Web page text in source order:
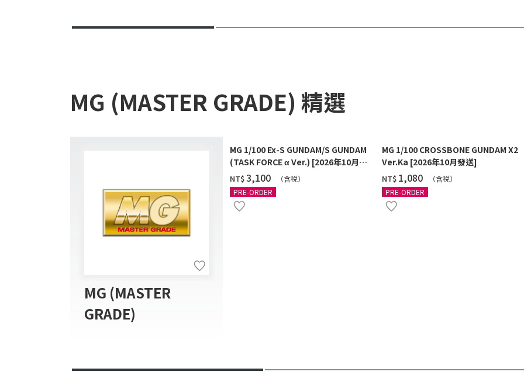
MG (MASTER GRADE) 精選
MG (MASTER
GRADE)
MG 1/100 Ex-S GUNDAM/S GUNDAM
(TASK FORCE α Ver.) [2026年10月發
送]
NT$‌3,100
（含税）
PRE-ORDER
MG 1/100 CROSSBONE GUNDAM X2
Ver.Ka [2026年10月發送]
NT$ ‌1,080
（含税）
PRE-ORDER